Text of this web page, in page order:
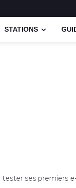
STATIONS
tester ses premiers